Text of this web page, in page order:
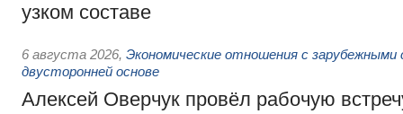
узком составе
6 августа 2026, Экономические отношения с
двусторонней основе
Алексей Оверчук провёл рабочую